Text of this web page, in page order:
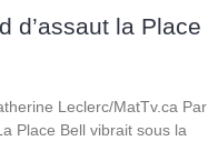
d’assaut la Place
Leclerc/MatTv.ca Par
Place Bell vibrait sous la